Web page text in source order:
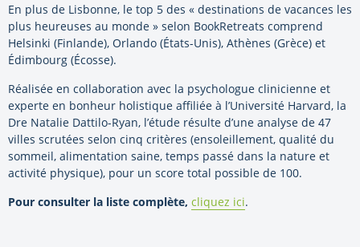
En plus de Lisbonne, le top 5 des « destinations de vacances les
plus heureuses au monde » selon BookRetreats comprend
Helsinki (Finlande), Orlando (États-Unis), Athènes (Grèce) et
Édimbourg (Écosse).
Réalisée en collaboration avec la psychologue clinicienne et
experte en bonheur holistique affiliée à l’Université Harvard, la
Dre Natalie Dattilo-Ryan, l’étude résulte d’une analyse de 47
villes scrutées selon cinq critères (ensoleillement, qualité du
sommeil, alimentation saine, temps passé dans la nature et
activité physique), pour un score total possible de 100.
Pour consulter la liste complète, cliquez ici.